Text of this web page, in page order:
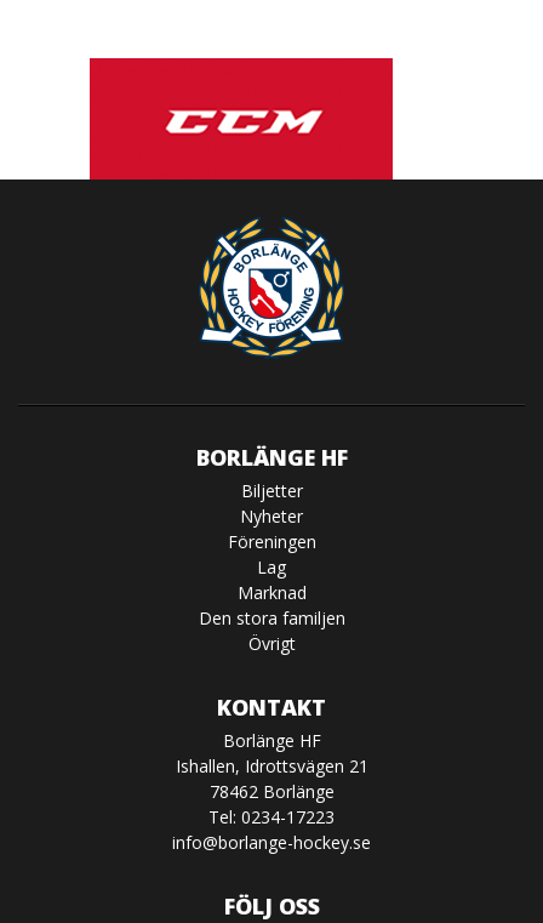
BORLÄNGE HF
Biljetter
Nyheter
Föreningen
Lag
Marknad
Den stora familjen
Övrigt
KONTAKT
Borlänge HF
Ishallen, Idrottsvägen 21
78462 Borlänge
Tel: 0234-17223
info@borlange-hockey.se
FÖLJ OSS